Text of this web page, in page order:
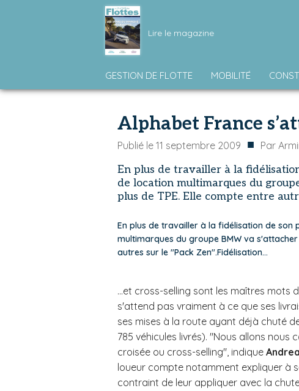
Lire le magazine
GESTION DE FLOTTE MOBILITÉ
Alphabet France
Publié le 11 septembre 2009 ■ Par
En plus de travailler à la
de location multimarques du
plus de TPE. Elle compte entre
En plus de travailler à la fidélisation de son
multimarques du groupe BMW va
autres sur le "Pack Zen".Fidélisation...
...et cross-selling sont les maîtres mots
s'attend pas vraiment à ce que ses
ses mises à la route ayant déjà chuté
785 véhicules livrés). "Nous allons
croisée ou cross-selling", indique
loueur compte notamment expliquer à
contraint de leur appliquer avec la